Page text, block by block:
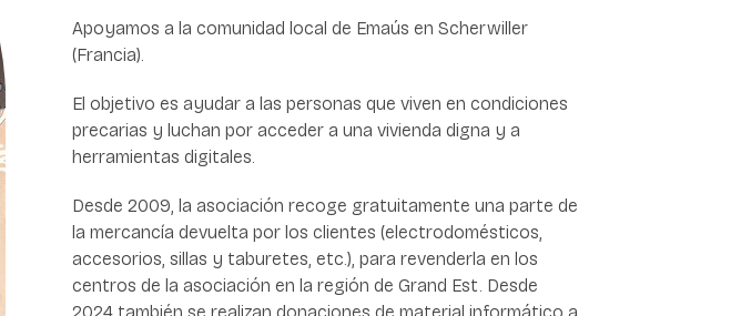
Apoyamos a la comunidad local de Emaús en Scherwiller
(Francia).
El objetivo es ayudar a las personas que viven en condiciones
precarias y luchan por acceder a una vivienda digna y a
herramientas digitales.
Desde 2009, la asociación recoge gratuitamente una parte de
la mercancía devuelta por los clientes (electrodomésticos,
accesorios, sillas y taburetes, etc.), para revenderla en los
centros de la asociación en la región de Grand Est. Desde